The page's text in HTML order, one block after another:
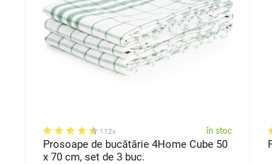
112x în stoc
Prosoape de bucătărie 4Home Cube 50
x 70 cm, set de 3 buc.